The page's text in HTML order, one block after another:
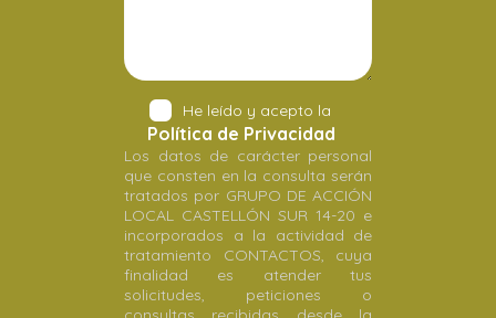
He leído y acepto la
Política de Privacidad
Los datos de carácter personal
que consten en la consulta serán
tratados por GRUPO DE ACCIÓN
LOCAL CASTELLÓN SUR 14-20 e
incorporados a la actividad de
tratamiento CONTACTOS, cuya
finalidad es atender tus
solicitudes, peticiones o